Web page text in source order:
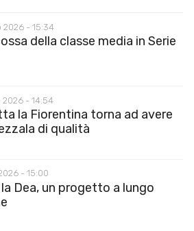
2026 - 15:34
della classe media in Serie
2026 - 14:54
la Fiorentina torna ad avere
di qualità
- 15:00
la Dea, un progetto a lungo